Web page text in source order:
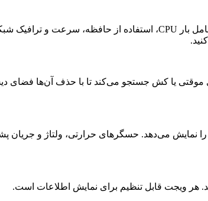
موقتی یا کش جستجو می‌کند تا با حذف آن‌ها فضای
هر ویجت قابل تنظیم برای نمایش اطلاعات است.